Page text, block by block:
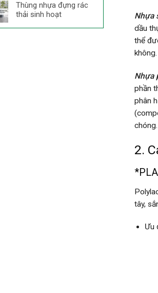
Thùng nhựa đựng rác
thải sinh hoạt
Nhựa
dầu
thể
không.
Nhựa
phần
phân
chóng.
2.
tây,
Ưu